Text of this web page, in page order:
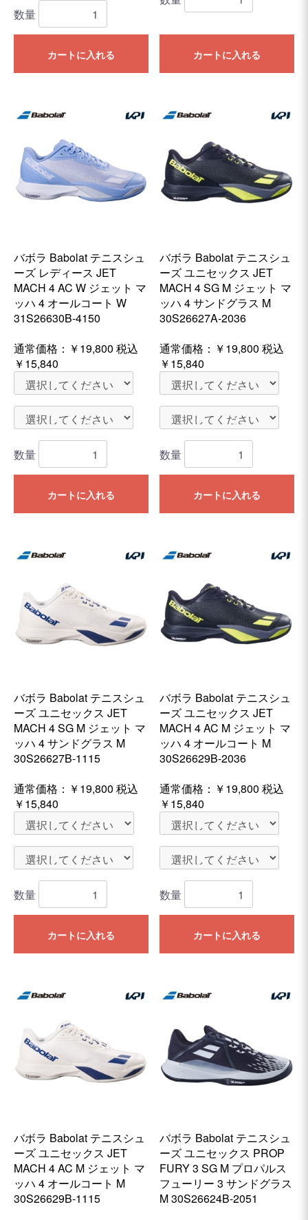
数量
カートに入れる カートに入れる
バボラ Babolat テニスシュ
ーズ レディース JET
MACH 4 AC W ジェット マ
ッハ 4 オールコート W
31S26630B-4150
通常価格： ￥19,800 税込
￥15,840
数量
カートに入れる
バボラ Babolat テニスシュ
ーズ ユニセックス JET
MACH 4 SG M ジェット マ
ッハ 4 サンドグラス M
30S26627A-2036
通常価格： ￥19,800 税込
￥15,840
数量
カートに入れる
バボラ Babolat テニスシュ
ーズ ユニセックス JET
MACH 4 SG M ジェット マ
ッハ 4 サンドグラス M
30S26627B-1115
通常価格： ￥19,800 税込
￥15,840
数量
カートに入れる
バボラ Babolat テニスシュ
ーズ ユニセックス JET
MACH 4 AC M ジェット マ
ッハ 4 オールコート M
30S26629B-2036
通常価格： ￥19,800 税込
￥15,840
数量
カートに入れる
バボラ Babolat テニスシュ
ーズ ユニセックス JET
MACH 4 AC M ジェット マ
ッハ 4 オールコート M
30S26629B-1115
バボラ Babolat テニスシュ
ーズ ユニセックス PROP
FURY 3 SG M プロパルス
フューリー 3 サンドグラス
M 30S26624B-2051